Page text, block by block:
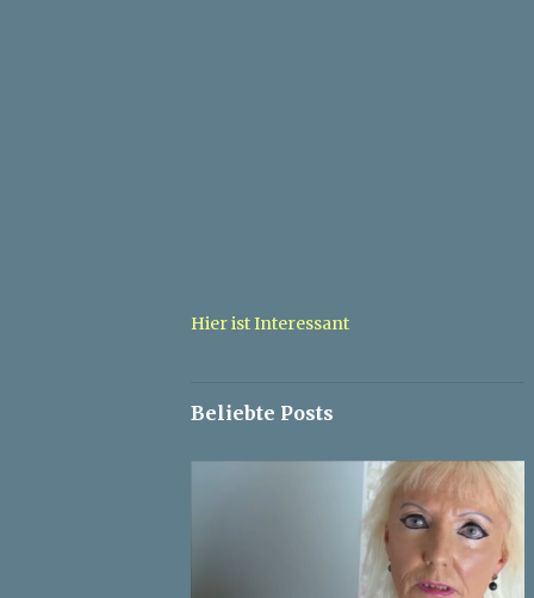
Hier ist Interessant
Beliebte Posts